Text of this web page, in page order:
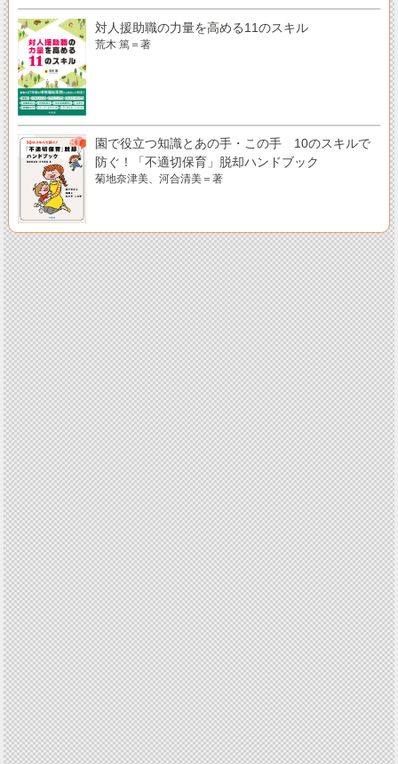
対人援助職の力量を高める11のスキル
荒木 篤＝著
園で役立つ知識とあの手・この手 10のスキルで
防ぐ！「不適切保育」脱却ハンドブック
菊地奈津美、河合清美＝著